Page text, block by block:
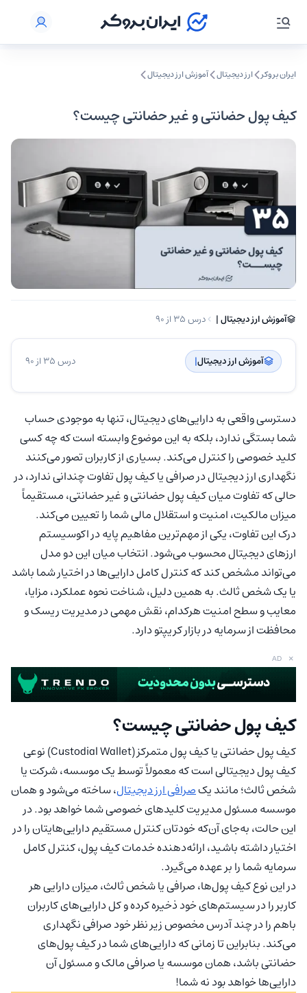
ایران بروکر ارز دیجیتال آموزش ارز دیجیتال
کیف پول حضانتی و غیر حضانتی چیست؟
آموزش ارز دیجیتال | ‌ درس 35 از 90
آموزش ارز دیجیتال| ‌ درس 35 از 90
دسترسی واقعی به دارایی‌های دیجیتال، تنها به موجودی حساب
شما بستگی ندارد، بلکه به این موضوع وابسته است که چه کسی
کلید خصوصی را کنترل می‌کند. بسیاری از کاربران تصور می‌کنند
نگهداری ارز دیجیتال در صرافی یا کیف پول تفاوت چندانی ندارد، در
حالی که تفاوت میان کیف پول حضانتی و غیر حضانتی، مستقیماً
میزان مالکیت، امنیت و استقلال مالی شما را تعیین می‌کند.
درک این تفاوت، یکی از مهم‌ترین مفاهیم پایه در اکوسیستم
ارزهای دیجیتال محسوب می‌شود. انتخاب میان این دو مدل
می‌تواند مشخص کند که کنترل کامل دارایی‌ها در اختیار شما باشد
یا یک شخص ثالث. به همین دلیل، شناخت نحوه عملکرد، مزایا،
معایب و سطح امنیت هرکدام، نقش مهمی در مدیریت ریسک و
محافظت از سرمایه در بازار کریپتو دارد.
AD ×
کیف پول حضانتی چیست؟
کیف پول حضانتی یا کیف پول متمرکز (Custodial Wallet) نوعی
کیف پول دیجیتالی است که معمولاً توسط یک موسسه، شرکت یا
شخص ثالث؛ مانند یکصرافی ارز دیجیتال، ساخته می‌شود و همان
موسسه مسئول مدیریت کلیدهای خصوصی شما خواهد بود. در
این حالت، به‌جای آن‌که خودتان کنترل مستقیم دارایی‌هایتان را در
اختیار داشته باشید، ارائه‌دهنده خدمات کیف پول، کنترل کامل
سرمایه شما را بر عهده می‌گیرد.
در این نوع کیف پول‌ها، صرافی یا شخص ثالث، میزان دارایی هر
کاربر را در سیستم‌های خود ذخیره کرده و کل دارایی‌های کاربران
باهم را در چند آدرس مخصوص زیر نظر خود صرافی نگهداری
می‌کند. بنابراین تا زمانی که دارایی‌های شما در کیف پول‌های
حضانتی باشد، همان موسسه یا صرافی مالک و مسئول آن
دارایی‌ها خواهد بود نه شما!